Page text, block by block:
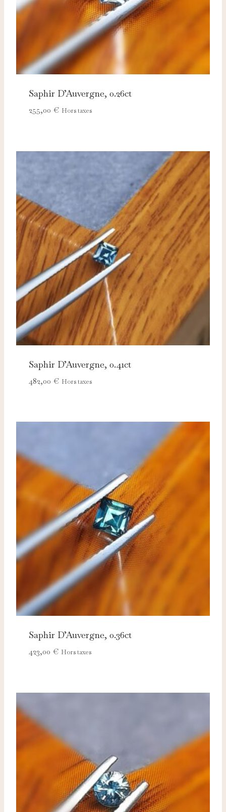
Saphir D’Auvergne, 0.26ct
255,00 € Hors taxes
Saphir D’Auvergne, 0.41ct
482,00 € Hors taxes
Saphir D’Auvergne, 0.36ct
423,00 € Hors taxes
Ces cookies nous permettent de mesurer l'audience et
d'améliorer nos contenus (Google Analytics, Matomo…).
Marketing
Ces cookies servent à vous proposer des publicités
adaptées à vos centres d'intérêt.